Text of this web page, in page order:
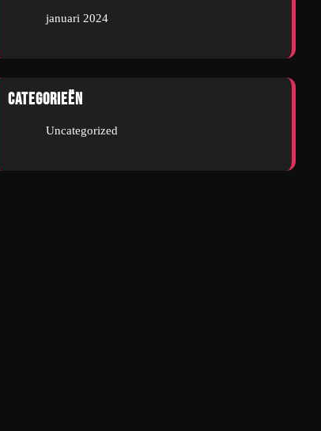
januari 2024
Categorieën
Uncategorized